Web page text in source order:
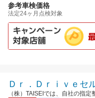
参考車検価格
法定24ヶ月点検対象
Ｄｒ．Ｄｒｉｖｅセ
（株）TAISEIでは、自社の指